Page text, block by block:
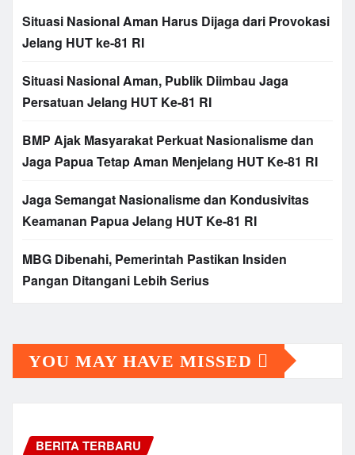
Situasi Nasional Aman Harus Dijaga dari Provokasi
Jelang HUT ke-81 RI
Situasi Nasional Aman, Publik Diimbau Jaga
Persatuan Jelang HUT Ke-81 RI
BMP Ajak Masyarakat Perkuat Nasionalisme dan
Jaga Papua Tetap Aman Menjelang HUT Ke-81 RI
Jaga Semangat Nasionalisme dan Kondusivitas
Keamanan Papua Jelang HUT Ke-81 RI
MBG Dibenahi, Pemerintah Pastikan Insiden
Pangan Ditangani Lebih Serius
YOU MAY HAVE MISSED
BERITA TERBARU